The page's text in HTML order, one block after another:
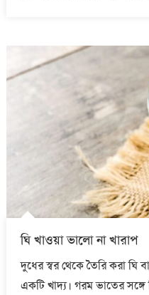
ঘি খাওয়া ভালো না খারাপ
দুধের স্বর থেকে তৈরি করা ঘি
একটি খাদ্য। গরম ভাতের